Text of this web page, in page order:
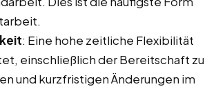
: Eine hohe zeitliche Flexibilität
einschließlich der Bereitschaft zu
und kurzfristigen Änderungen im